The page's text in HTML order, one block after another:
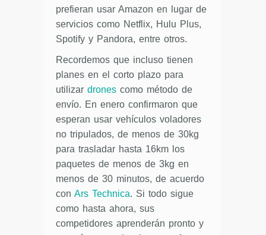
prefieran usar Amazon en lugar de
servicios como Netflix, Hulu Plus,
Spotify y Pandora, entre otros.
Recordemos que incluso tienen
planes en el corto plazo para
utilizar drones como método de
envío. En enero confirmaron que
esperan usar vehículos voladores
no tripulados, de menos de 30kg
para trasladar hasta 16km los
paquetes de menos de 3kg en
menos de 30 minutos, de acuerdo
con Ars Technica. Si todo sigue
como hasta ahora, sus
competidores aprenderán pronto y